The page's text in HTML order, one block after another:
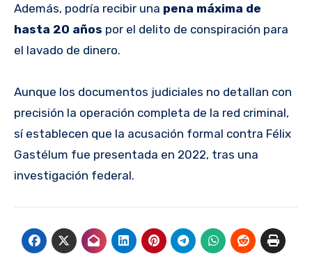
Además, podría recibir una pena máxima de
hasta 20 años por el delito de conspiración para
el lavado de dinero.
Aunque los documentos judiciales no detallan con
precisión la operación completa de la red criminal,
sí establecen que la acusación formal contra Félix
Gastélum fue presentada en 2022, tras una
investigación federal.